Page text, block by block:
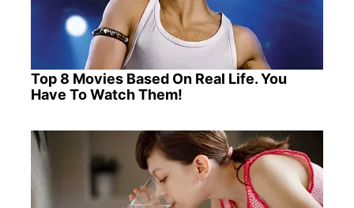
Top 8 Movies Based On Real Life. You
Have To Watch Them!